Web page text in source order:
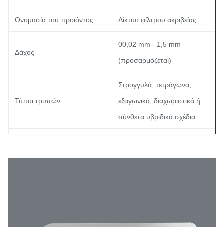
Ονομασία του προϊόντος Δίκτυο φίλτρου ακριβείας
Δάχος
00,02 mm - 1,5 mm
(προσαρμόζεται)
Τύποι τρυπών
Στρογγυλά, τετράγωνα,
εξαγωνικά, διαχωριστικά ή
σύνθετα υβριδικά σχέδια
Αναλογία ανοικτής έκτασης
(βελτιστοποιημένο για τις
Ηλεκτροβελτιωμένα,